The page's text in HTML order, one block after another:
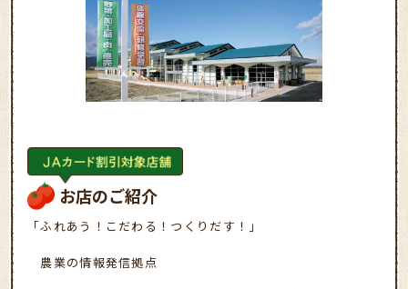
お店のご紹介
「ふれあう！こだわる！つくりだす！」
農業の情報発信拠点